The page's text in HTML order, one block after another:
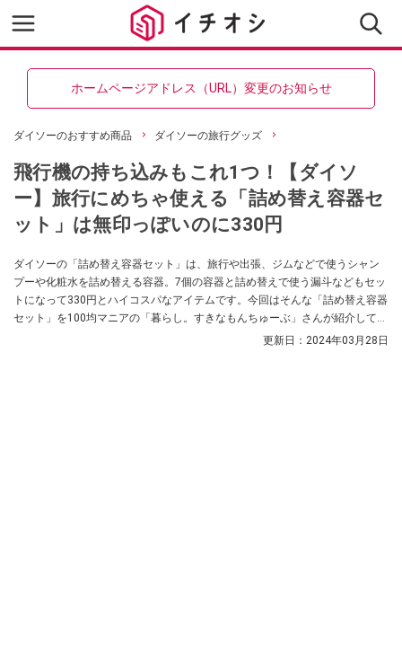
ホームページアドレス（URL）変更のお知らせ
ダイソーのおすすめ商品 ダイソーの旅行グッズ
飛行機の持ち込みもこれ1つ！【ダイソ
ー】旅行にめちゃ使える「詰め替え容器セ
ット」は無印っぽいのに330円
ダイソーの「詰め替え容器セット」は、旅行や出張、ジムなどで使うシャン
プーや化粧水を詰め替える容器。7個の容器と詰め替えで使う漏斗などもセッ
トになって330円とハイコスパなアイテムです。今回はそんな「詰め替え容器
セット」を100均マニアの「暮らし。すきなもんちゅーぶ」さんが紹介してく
れました。容器のサイズが大きくなって新登場したそうですので、詰め替え
更新日： 2024年03月28日